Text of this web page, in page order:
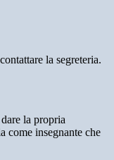
la segreteria.
la propria
come insegnante che